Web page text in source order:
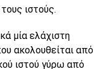
ιστούς.
μία ελάχιστη
ακολουθείται από
ιστού γύρω από